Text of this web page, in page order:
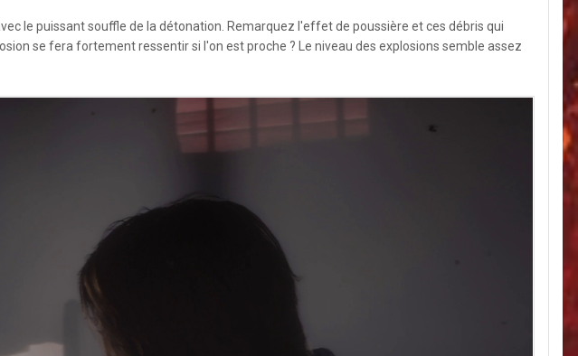
le puissant souffle de la détonation. Remarquez l'effet de poussière et ces débris qui
se fera fortement ressentir si l'on est proche ? Le niveau des explosions semble assez